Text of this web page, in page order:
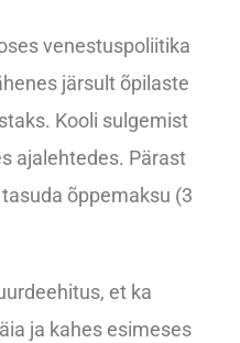
venestuspoliitika
järsult õpilaste
Kooli sulgemist
ajalehtedes. Pärast
õppemaksu (3
et ka
ja kahes esimeses